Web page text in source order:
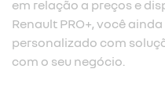
em relação a preços e
Renault PRO+, você
personalizado com
com o seu negócio.